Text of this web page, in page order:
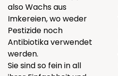
also Wachs aus
Imkereien, wo weder
Pestizide noch
Antibiotika verwendet
werden.
Sie sind so fein in all